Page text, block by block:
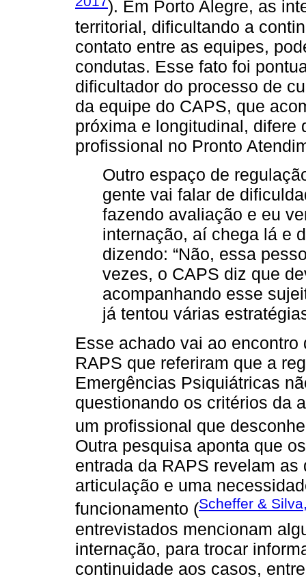
). Em Porto Alegre, as
territorial, dificultando a
contato entre as equipes,
condutas. Esse fato foi
dificultador do processo de
da equipe do CAPS, que
próxima e longitudinal, difere
profissional no Pronto
Outro espaço de
gente vai falar de
fazendo avaliação e eu
internação, aí chega lá e
dizendo: “Não, essa
vezes, o CAPS diz que
acompanhando esse
já tentou várias
Esse achado vai ao
RAPS que referiram que a
Emergências Psiquiátricas
questionando os critérios da
um profissional que
Outra pesquisa aponta que
entrada da RAPS revelam
articulação e uma
funcionamento (Scheffer &
entrevistados mencionam
internação, para trocar
continuidade aos casos,